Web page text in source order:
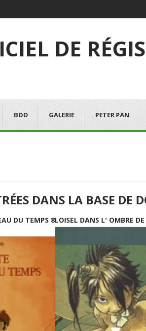
DE RÉGIS
BDD GALERIE PETER PAN
DANS LA BASE DE
DU TEMPS 8LOISEL DANS L' OMBRE